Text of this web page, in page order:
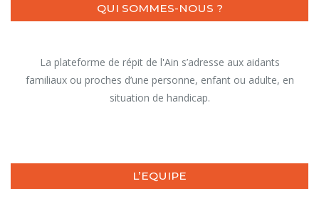
QUI SOMMES-NOUS ?
La plateforme de répit de l'Ain s’adresse aux aidants
familiaux ou proches d’une personne, enfant ou adulte, en
situation de handicap.
L’EQUIPE